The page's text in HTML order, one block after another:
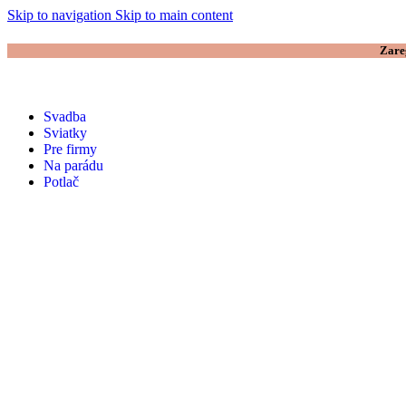
Skip to navigation Skip to main content
Svadba
Sviatky
Pre firmy
Na parádu
Potlač